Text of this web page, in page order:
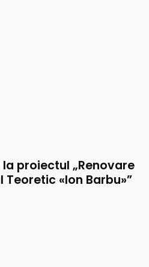
proiectul „Renovare
«Ion Barbu»”